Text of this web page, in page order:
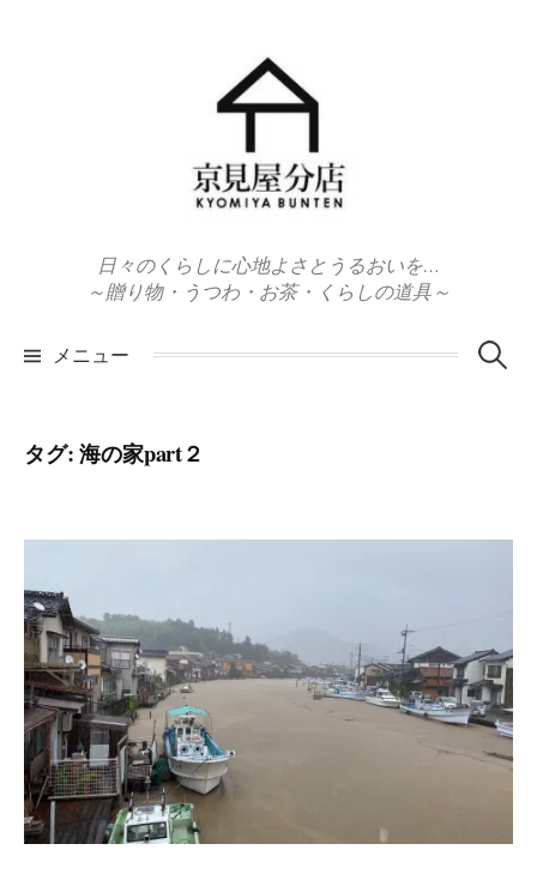
日々のくらしに心地よさとうるおいを…
～贈り物・うつわ・お茶・くらしの道具～
メニュー 検
タグ:海の家part２